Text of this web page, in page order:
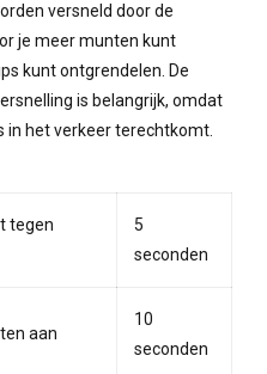
versneld door de
je meer munten kunt
kunt ontgrendelen. De
is belangrijk, omdat
in het verkeer terechtkomt.
tegen
5
seconden
aan
10
seconden